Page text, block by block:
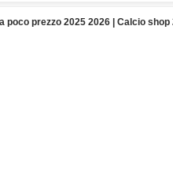
poco prezzo 2025 2026 | Calcio shop